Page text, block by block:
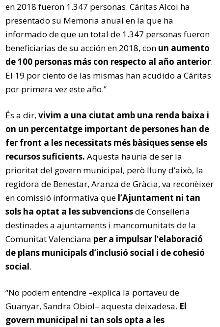
en 2018 fueron 1.347 personas. Cáritas Alcoi ha
presentado su Memoria anual en la que ha
informado de que un total de 1.347 personas fueron
beneficiarias de su acción en 2018, con un aumento
de 100 personas más con respecto al año anterior.
El 19 por ciento de las mismas han acudido a Cáritas
por primera vez este año.”
És a dir,vivim a una ciutat amb una renda baixa i
on un percentatge important de persones han de
fer front a les necessitats més bàsiques sense els
recursos suficients.Aquesta hauria de ser la
prioritat del govern municipal, però lluny d’això, la
regidora de Benestar, Aranza de Gràcia, va reconèixer
en comissió informativa que l’Ajuntament ni tan
sols ha optat a les subvencionsde Conselleria
destinades a ajuntaments i mancomunitats de la
Comunitat Valenciana per a impulsar l’elaboració
de plans municipals d’inclusió social i de cohesió
social.
“No podem entendre –explica la portaveu de
Guanyar, Sandra Obiol– aquesta deixadesa. El
govern municipal ni tan sols opta a les